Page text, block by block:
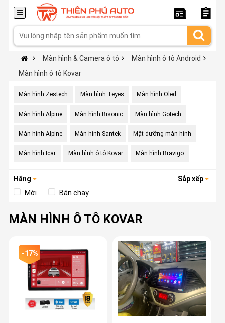
Màn hình & Camera ô tô
Màn hình ô tô Android
Màn hình ô tô Kovar
Màn hình Zestech Màn hình Teyes Màn hình Oled
Màn hình Alpine Màn hình Bisonic Màn hình Gotech
Màn hình Alpine Màn hình Santek Mặt dưỡng màn hình
Màn hình Icar Màn hình ô tô Kovar Màn hình Bravigo
Hãng
Sắp xếp
Mới
Bán chạy
MÀN HÌNH Ô TÔ KOVAR
-17%